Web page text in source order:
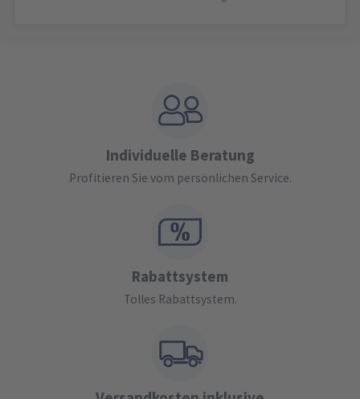
Individuelle Beratung
Profitieren Sie vom persönlichen Service.
Rabattsystem
Tolles Rabattsystem.